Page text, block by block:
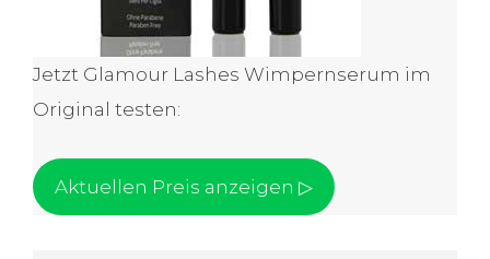
Jetzt Glamour Lashes Wimpernserum im
Original testen:
Aktuellen Preis anzeigen ▷